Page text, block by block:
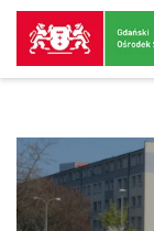
Przejdź
do
treści
Przejdź
do
strony